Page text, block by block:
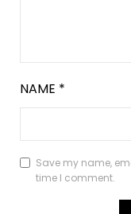
NAME *
Save my name,
time I comment.